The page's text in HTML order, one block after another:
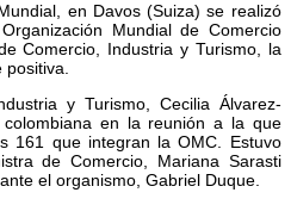
en Davos (Suiza) se realizó
Mundial de Comercio
Comercio, Industria y Turismo, la
y Turismo, Cecilia Álvarez-
en la reunión a la que
161 que integran la OMC. Estuvo
de Comercio, Mariana Sarasti
el organismo, Gabriel Duque.